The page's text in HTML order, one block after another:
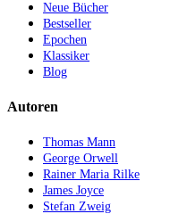
Neue Bücher
Bestseller
Epochen
Klassiker
Blog
Autoren
Thomas Mann
George Orwell
Rainer Maria Rilke
James Joyce
Stefan Zweig